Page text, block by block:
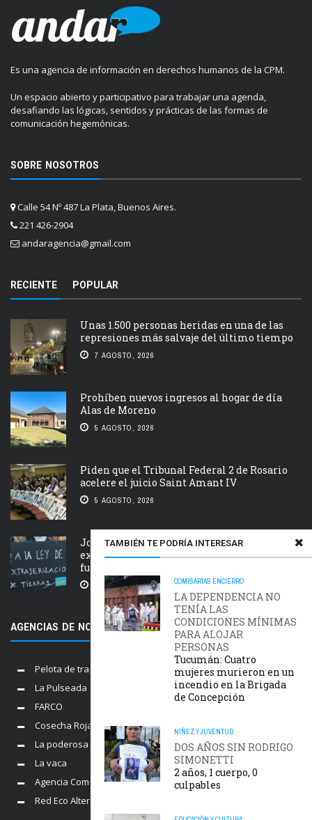
TAMBIÉN TE PODRÍA INTERESAR
COMISARÍAS ENCIERRO
LA DEPENDENCIA NO
TENÍA LAS
CONDICIONES MÍNIMAS
PARA ALOJAR
PERSONAS
Tucumán: Cuatro
mujeres murieron en un
incendio en la Brigada
de Concepción
NIÑEZ Y JUVENTUD
DOS AÑOS SIN RODRIGO
SIMONETTI
2 años, 1 cuerpo, 0
culpables
Es una agencia de información en derechos humanos de la CPM.
Un espacio abierto y participativo para trabajar una agenda,
desafiando las lógicas, sentidos y prácticas de las formas de
comunicación hegemónicas.
SOBRE NOSOTROS
Calle 54 Nº 487 La Plata, Buenos Aires.
221 426-2904
andaragencia@gmail.com
RECIENTE POPULAR
Unas 1.500 personas heridas en una de las
represiones más salvaje del último tiempo
7 AGOSTO, 2026
Prohíben nuevos ingresos al hogar de día
Alas de Moreno
5 AGOSTO, 2026
Piden que el Tribunal Federal 2 de Rosario
acelere el juicio Saint Amant IV
5 AGOSTO, 2026
Jornada nacional en rechazo a la
extranjerización de tierras, manejo del
fuego y desalojos
5 AGOSTO, 2026
AGENCIAS DE NOTICIAS AMIGAS
Pelota de trapo
La Pulseada
FARCO
Cosecha Roja
La poderosa
La vaca
Agencia Comunica
Red Eco Alternativo